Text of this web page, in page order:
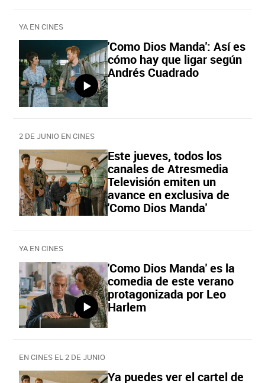
YA EN CINES
'Como Dios Manda': Así es
cómo hay que ligar según
Andrés Cuadrado
2 DE JUNIO EN CINES
Este jueves, todos los
canales de Atresmedia
Televisión emiten un
avance en exclusiva de
'Como Dios Manda'
YA EN CINES
'Como Dios Manda' es la
comedia de este verano
protagonizada por Leo
Harlem
EN CINES EL 2 DE JUNIO
Ya puedes ver el cartel de